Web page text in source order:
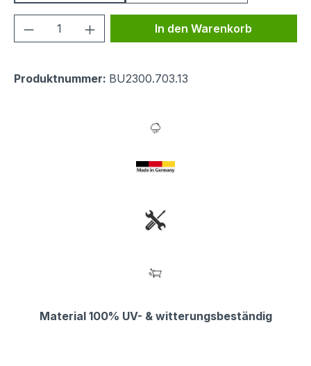
Produkt Anzahl: Gib denIn den Warenkorb
Produktnummer: BU2300.703.13
Material 100% UV- & witterungsbeständig